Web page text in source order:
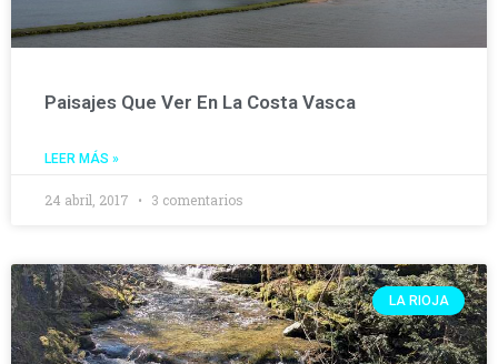
Paisajes Que Ver En La Costa Vasca
LEER MÁS »
24 abril, 2017 3 comentarios
LA RIOJA